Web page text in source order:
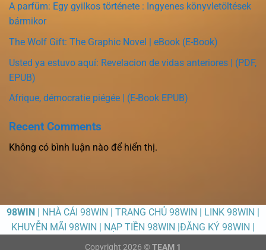
A parfüm: Egy gyilkos története : Ingyenes könyvletöltések
bármikor
The Wolf Gift: The Graphic Novel | eBook (E-Book)
Usted ya estuvo aquí: Revelacion de vidas anteriores | (PDF,
EPUB)
Afrique, démocratie piégée | (E-Book EPUB)
Recent Comments
Không có bình luận nào để hiển thị.
98WIN | NHÀ CÁI 98WIN | TRANG CHỦ 98WIN | LINK 98WIN |
KHUYỄN MÃI 98WIN | NẠP TIỀN 98WIN |ĐĂNG KÝ 98WIN |
Copyright 2026 © TEAM 1